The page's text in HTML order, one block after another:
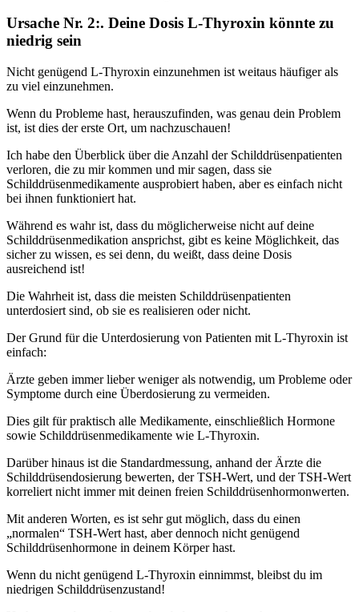
Ursache Nr. 2:. Deine Dosis L-Thyroxin könnte zu
niedrig sein
Nicht genügend L-Thyroxin einzunehmen ist weitaus häufiger als
zu viel einzunehmen.
Wenn du Probleme hast, herauszufinden, was genau dein Problem
ist, ist dies der erste Ort, um nachzuschauen!
Ich habe den Überblick über die Anzahl der Schilddrüsenpatienten
verloren, die zu mir kommen und mir sagen, dass sie
Schilddrüsenmedikamente ausprobiert haben, aber es einfach nicht
bei ihnen funktioniert hat.
Während es wahr ist, dass du möglicherweise nicht auf deine
Schilddrüsenmedikation ansprichst, gibt es keine Möglichkeit, das
sicher zu wissen, es sei denn, du weißt, dass deine Dosis
ausreichend ist!
Die Wahrheit ist, dass die meisten Schilddrüsenpatienten
unterdosiert sind, ob sie es realisieren oder nicht.
Der Grund für die Unterdosierung von Patienten mit L-Thyroxin ist
einfach:
Ärzte geben immer lieber weniger als notwendig, um Probleme oder
Symptome durch eine Überdosierung zu vermeiden.
Dies gilt für praktisch alle Medikamente, einschließlich Hormone
sowie Schilddrüsenmedikamente wie L-Thyroxin.
Darüber hinaus ist die Standardmessung, anhand der Ärzte die
Schilddrüsendosierung bewerten, der TSH-Wert, und der TSH-Wert
korreliert nicht immer mit deinen freien Schilddrüsenhormonwerten.
Mit anderen Worten, es ist sehr gut möglich, dass du einen
„normalen“ TSH-Wert hast, aber dennoch nicht genügend
Schilddrüsenhormone in deinem Körper hast.
Wenn du nicht genügend L-Thyroxin einnimmst, bleibst du im
niedrigen Schilddrüsenzustand!